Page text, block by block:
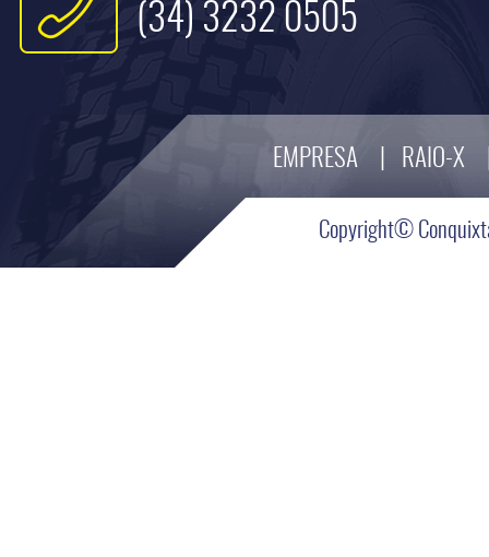
(34) 3232 0505
EMPRESA RAIO-X
Copyright©